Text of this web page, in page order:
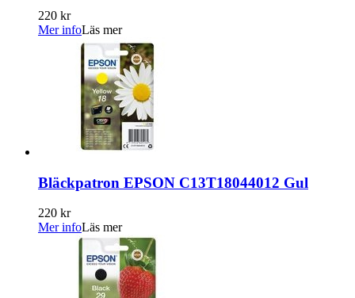
220 kr
Mer infoLäs mer
Bläckpatron EPSON C13T18044012 Gul
220 kr
Mer infoLäs mer